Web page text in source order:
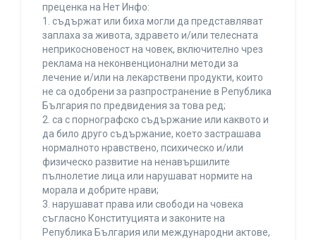
преценка на Нет Инфо:
1. съдържат или биха могли да представляват
заплаха за живота, здравето и/или телесната
неприкосновеност на човек, включително чрез
реклама на неконвенционални методи за
лечение и/или на лекарствени продукти, които
не са одобрени за разпространение в Република
България по предвидения за това ред;
2. са с порнографско съдържание или каквото и
да било друго съдържание, което застрашава
нормалното нравствено, психическо и/или
физическо развитие на ненавършилите
пълнолетие лица или нарушават нормите на
морала и добрите нрави;
3. нарушават права или свободи на човека
съгласно Конституцията и законите на
Република България или международни актове,